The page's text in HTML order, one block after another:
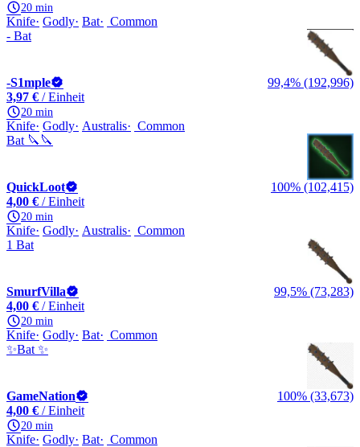
20 min
Knife Godly Bat
Common
- Bat
-S1mple
99,4% (192,996)
3,97 € / Einheit
20 min
Knife Godly Australis
Common
Bat 🔪🔪
QuickLoot
100% (102,415)
4,00 € / Einheit
20 min
Knife Godly Australis
Common
1 Bat
SmurfVilla
99,5% (73,283)
4,00 € / Einheit
20 min
Knife Godly Bat
Common
✨Bat ✨
GameNation
100% (33,673)
4,00 € / Einheit
20 min
Knife Godly Bat
Common